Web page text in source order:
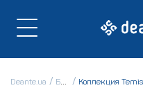
Deante.ua Блог Коллекция Temisto